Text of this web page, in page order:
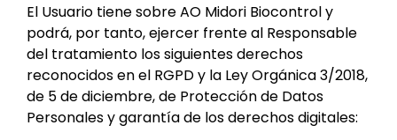
El Usuario tiene sobre AO Midori Biocontrol y
podrá, por tanto, ejercer frente al Responsable
del tratamiento los siguientes derechos
reconocidos en el RGPD y la Ley Orgánica 3/2018,
de 5 de diciembre, de Protección de Datos
Personales y garantía de los derechos digitales: